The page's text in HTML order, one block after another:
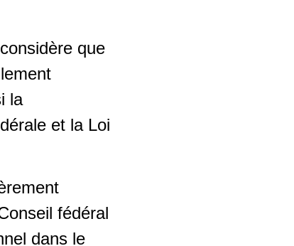
que
la
et la Loi
fédéral
dans le